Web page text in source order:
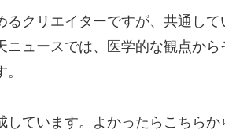
クリエイターですが、共通し
ュースでは、医学的な観点か
ています。よかったらこちらか